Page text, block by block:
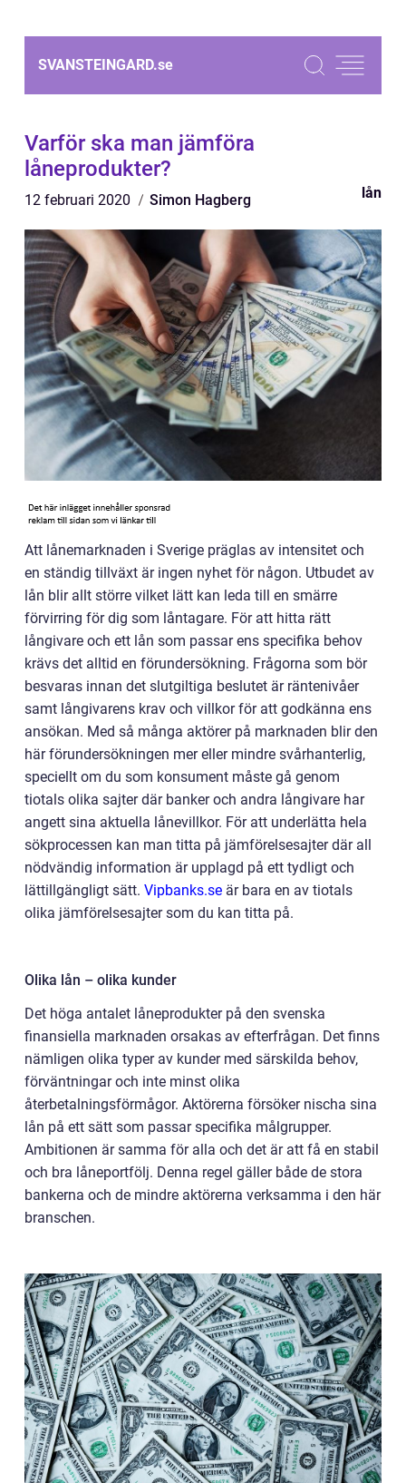
SVANSTEINGARD.se
Varför ska man jämföra
låneprodukter?
12 februari 2020 Simon Hagberg lån
Att lånemarknaden i Sverige präglas av intensitet och
en ständig tillväxt är ingen nyhet för någon. Utbudet av
lån blir allt större vilket lätt kan leda till en smärre
förvirring för dig som låntagare. För att hitta rätt
långivare och ett lån som passar ens specifika behov
krävs det alltid en förundersökning. Frågorna som bör
besvaras innan det slutgiltiga beslutet är räntenivåer
samt långivarens krav och villkor för att godkänna ens
ansökan. Med så många aktörer på marknaden blir den
här förundersökningen mer eller mindre svårhanterlig,
speciellt om du som konsument måste gå genom
tiotals olika sajter där banker och andra långivare har
angett sina aktuella lånevillkor. För att underlätta hela
sökprocessen kan man titta på jämförelsesajter där all
nödvändig information är upplagd på ett tydligt och
lättillgängligt sätt. Vipbanks.se är bara en av tiotals
olika jämförelsesajter som du kan titta på.
Olika lån – olika kunder
Det höga antalet låneprodukter på den svenska
finansiella marknaden orsakas av efterfrågan. Det finns
nämligen olika typer av kunder med särskilda behov,
förväntningar och inte minst olika
återbetalningsförmågor. Aktörerna försöker nischa sina
lån på ett sätt som passar specifika målgrupper.
Ambitionen är samma för alla och det är att få en stabil
och bra låneportfölj. Denna regel gäller både de stora
bankerna och de mindre aktörerna verksamma i den här
branschen.